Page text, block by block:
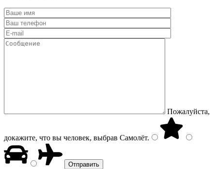
Пожалуйста,
докажите, что вы человек, выбрав Самолёт.